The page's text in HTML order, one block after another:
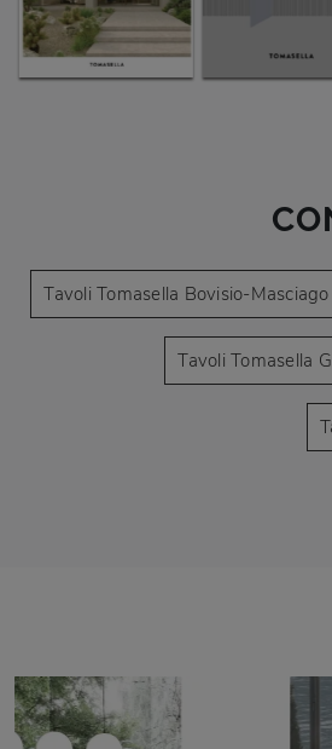
Tavoli Tomasella Bovisio-Masciago
Tavoli Tomasella